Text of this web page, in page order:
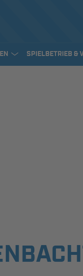
SPIELBETRIEB &